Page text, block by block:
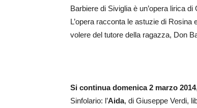
Barbiere di Siviglia è un’opera lirica
L’opera racconta le astuzie di
volere del tutore della ragazza, Don
Si continua domenica 2 marzo 2014
Sinfolario: l’Aida, di Giuseppe Verdi,